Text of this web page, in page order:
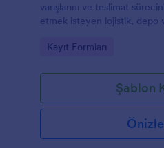
varışlarını ve teslimat
etmek isteyen lojistik, depo
Go to Category:
Kayıt Formları
Şablon